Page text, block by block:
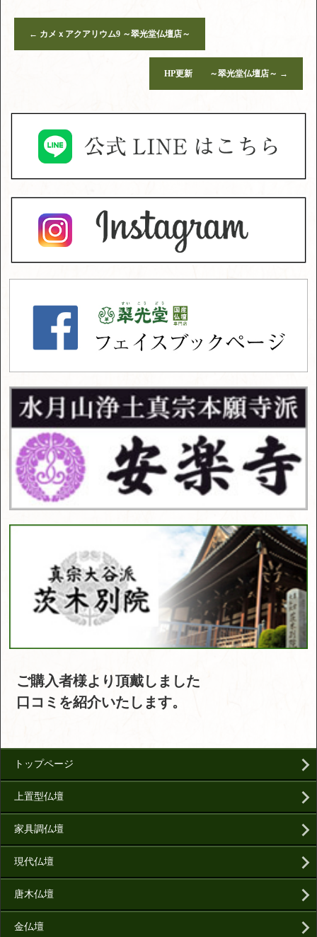
← カメｘアクアリウム9 ～翠光堂仏壇店～
HP更新 ～翠光堂仏壇店～ →
ご購入者様より頂戴しました
口コミを紹介いたします。
トップページ
上置型仏壇
家具調仏壇
現代仏壇
唐木仏壇
金仏壇